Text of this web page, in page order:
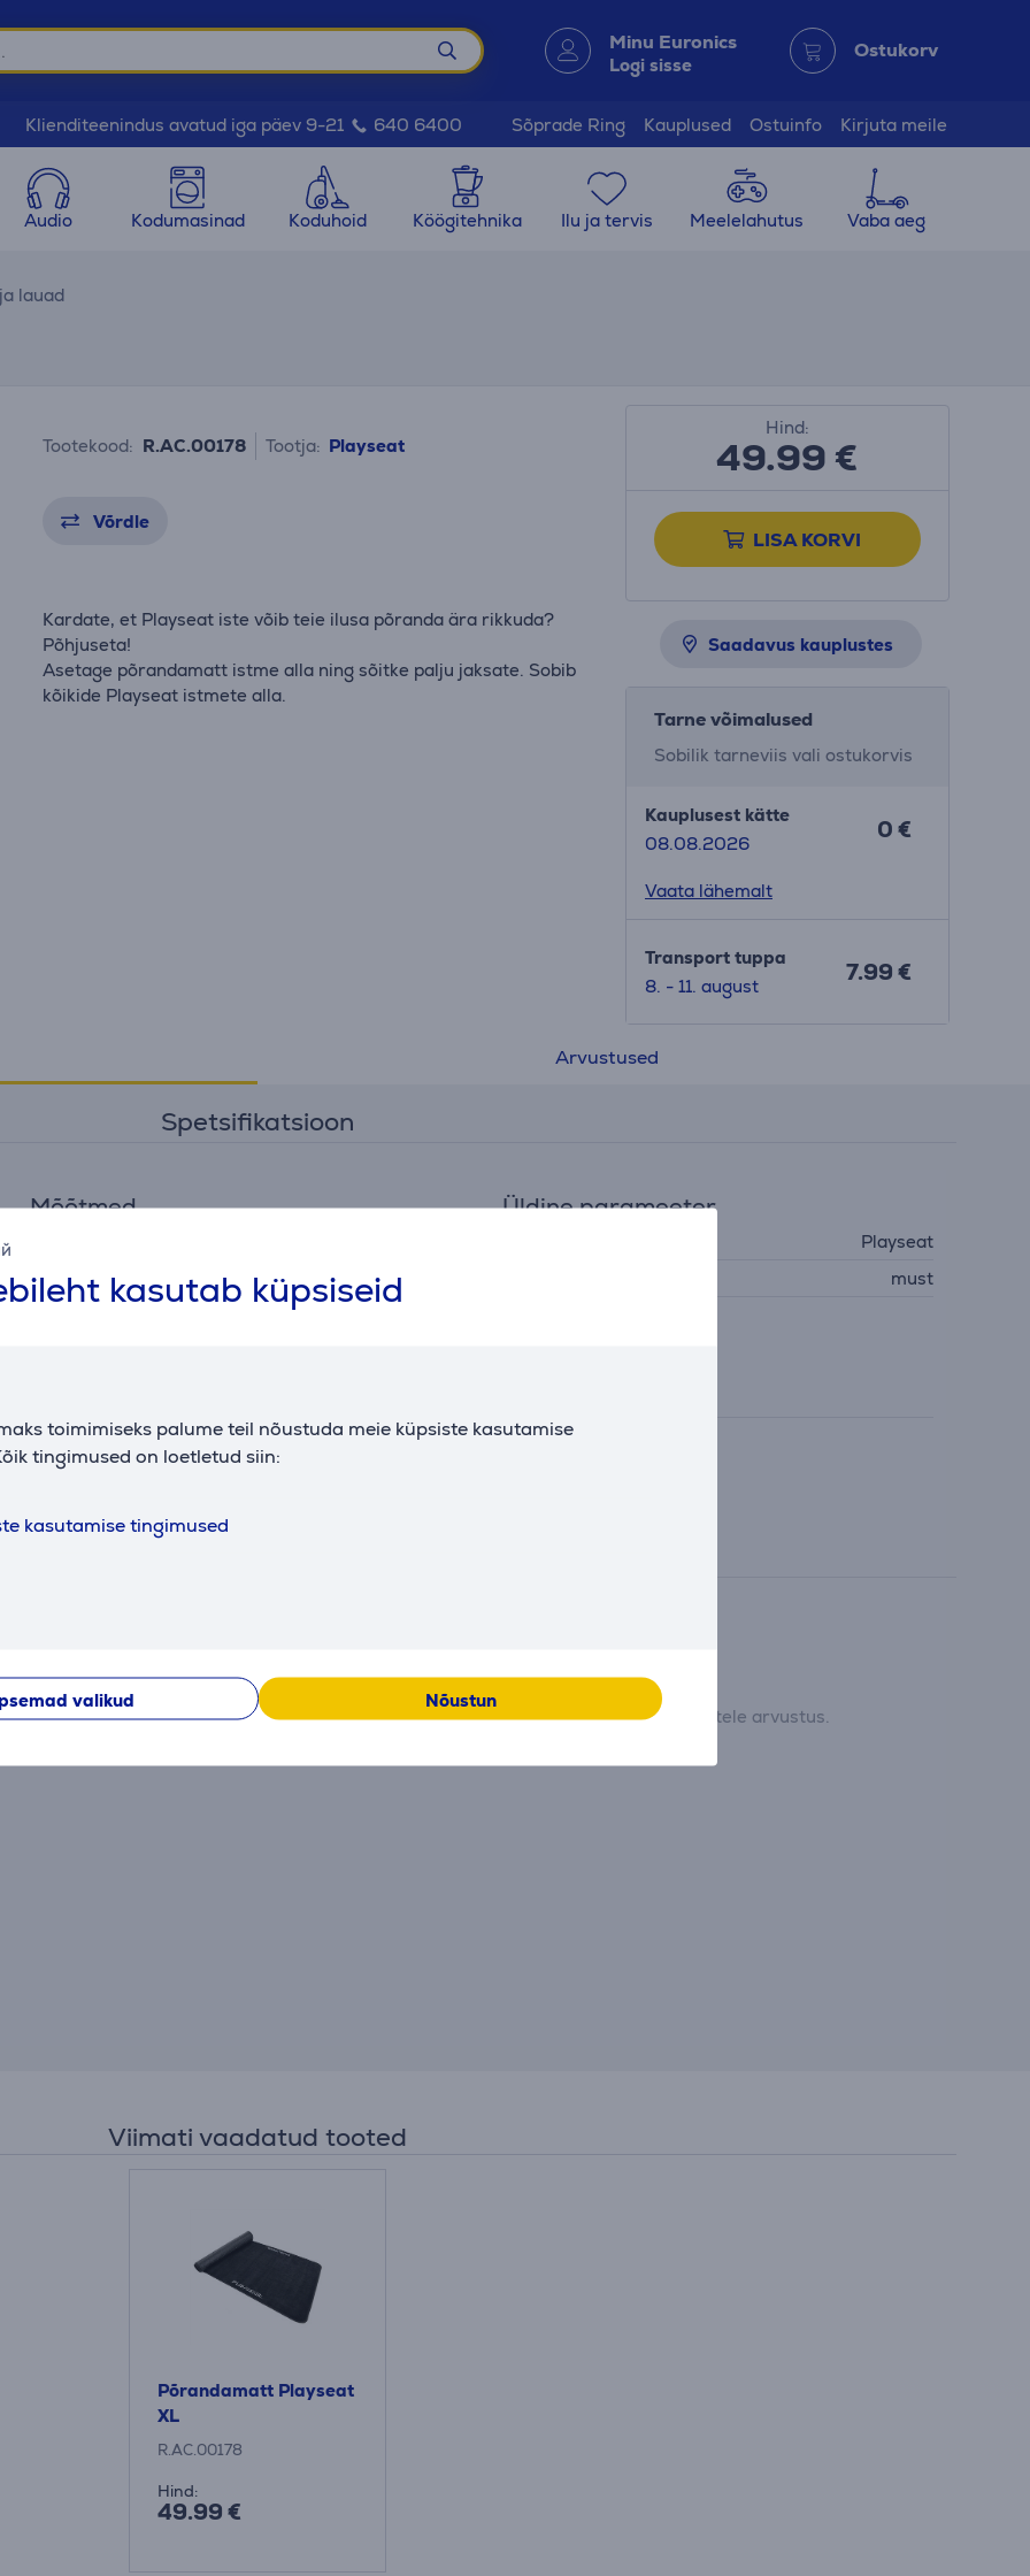
kasutab küpsiseid
toimimiseks palume teil nõustuda meie küpsiste kasutamise
tingimused on loetletud siin:
kasutamise tingimused
valikud Nõustun
Minu Euronics
Logi sisse
Ostukorv
Klienditeenindus avatud iga päev 9-21 640 6400 Sõprade Ring Kauplused Ostuinfo Kirjuta meile
Audio Kodumasinad Koduhoid Köögitehnika Ilu ja tervis Meelelahutus Vaba aeg
lauad
Tootekood: R.AC.00178 Tootja: Playseat
Võrdle
Kardate, et Playseat iste võib teie ilusa põranda ära rikkuda?
Põhjuseta!
Asetage põrandamatt istme alla ning sõitke palju jaksate. Sobib
kõikide Playseat istmete alla.
Hind:
49.99€
LISA KORVI
Saadavus kauplustes
Tarne võimalused
Sobilik tarneviis vali ostukorvis
Kauplusest kätte
08.08.2026
0 €
Vaata lähemalt
Transport tuppa
8. - 11. august
7.99 €
Arvustused
Spetsifikatsioon
Mõõtmed
laius
Üldine parameeter
Playseat
must
Hetkel arvustused puuduvad.
Peale ostu sooritamist avaneb võimalus anda enda panus ja jätta esimesena tootele arvustus.
Viimati vaadatud tooted
Põrandamatt Playseat
XL
R.AC.00178
Hind:
49.99 €